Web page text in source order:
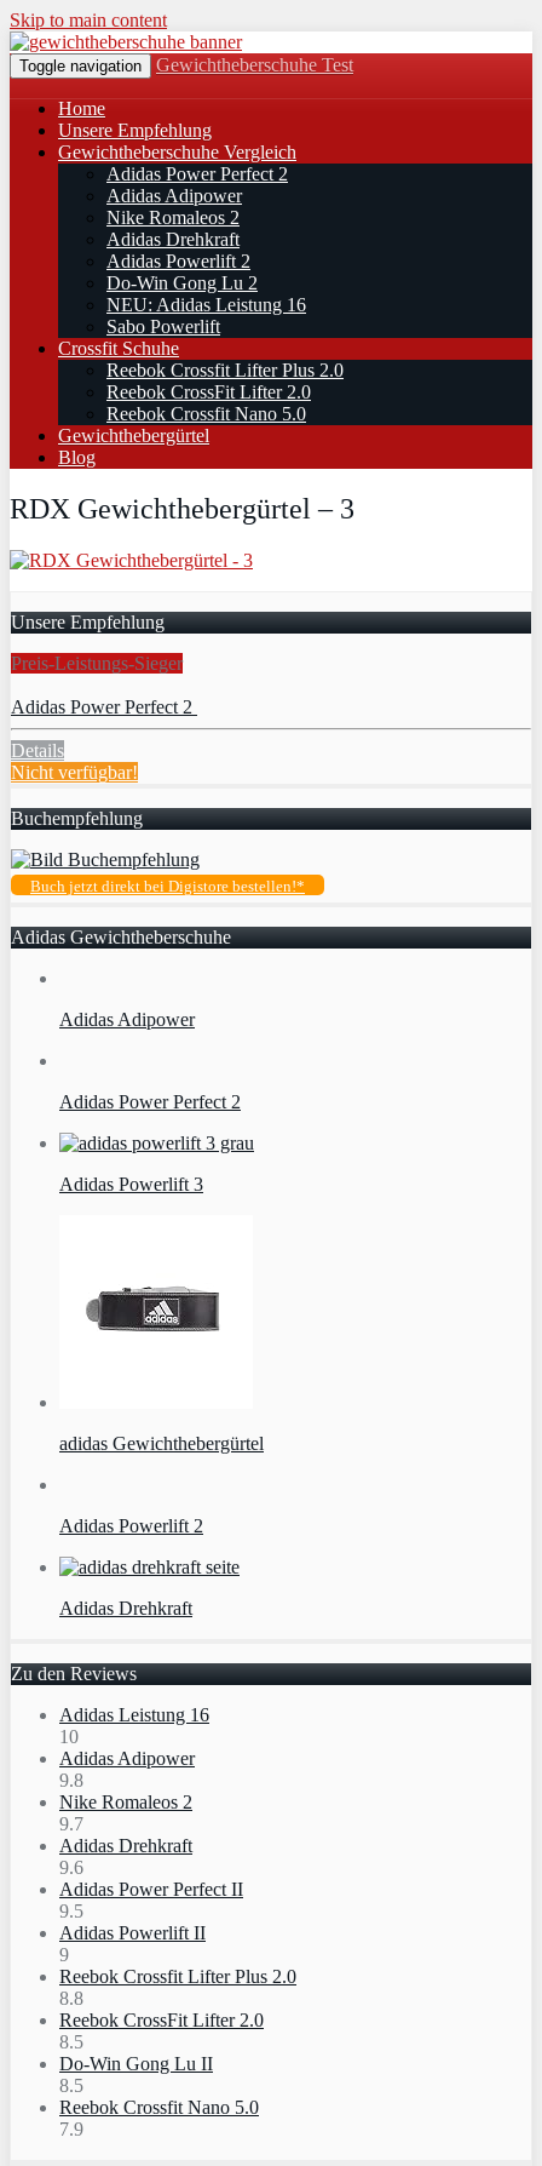
Skip to main content
Toggle navigation Gewichtheberschuhe Test
Home
Unsere Empfehlung
Gewichtheberschuhe Vergleich
Adidas Power Perfect 2
Adidas Adipower
Nike Romaleos 2
Adidas Drehkraft
Adidas Powerlift 2
Do-Win Gong Lu 2
NEU: Adidas Leistung 16
Sabo Powerlift
Crossfit Schuhe
Reebok Crossfit Lifter Plus 2.0
Reebok CrossFit Lifter 2.0
Reebok Crossfit Nano 5.0
Gewichthebergürtel
Blog
RDX Gewichthebergürtel – 3
Unsere Empfehlung
Preis-Leistungs-Sieger
Adidas Power Perfect 2
Details
Nicht verfügbar!
Buchempfehlung
Buch jetzt direkt bei Digistore bestellen!*
Adidas Gewichtheberschuhe
Adidas Adipower
Adidas Power Perfect 2
Adidas Powerlift 3
adidas Gewichthebergürtel
Adidas Powerlift 2
Adidas Drehkraft
Zu den Reviews
Adidas Leistung 16
10
Adidas Adipower
9.8
Nike Romaleos 2
9.7
Adidas Drehkraft
9.6
Adidas Power Perfect II
9.5
Adidas Powerlift II
9
Reebok Crossfit Lifter Plus 2.0
8.8
Reebok CrossFit Lifter 2.0
8.5
Do-Win Gong Lu II
8.5
Reebok Crossfit Nano 5.0
7.9